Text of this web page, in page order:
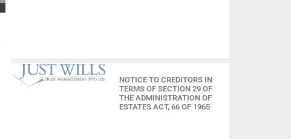
NOTICE TO CREDITORS IN
TERMS OF SECTION 29 OF
THE ADMINISTRATION OF
ESTATES ACT, 66 OF 1965